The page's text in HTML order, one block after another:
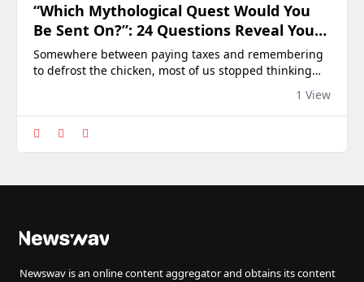
“Which Mythological Quest Would You
Be Sent On?”: 24 Questions Reveal Your
Legendary Path
Somewhere between paying taxes and remembering
to defrost the chicken, most of us stopped thinking
quietly retiring your inner Odysseus. But (spoiler
alert!) the old stories were never really about swords
and sea monsters, they were about people (mostly
stubborn ones) figuring out what they we
1 View
Newswav is an online content aggregator and obtains its content